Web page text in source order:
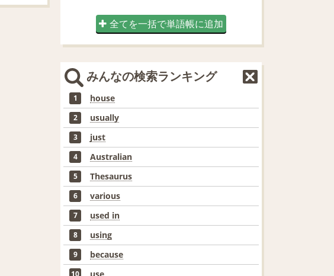
全てを一括で単語帳に追加
みんなの検索ランキング
1 house
2 usually
3 just
4 Australian
5 Thesaurus
6 various
7 used in
8 using
9 because
10 use